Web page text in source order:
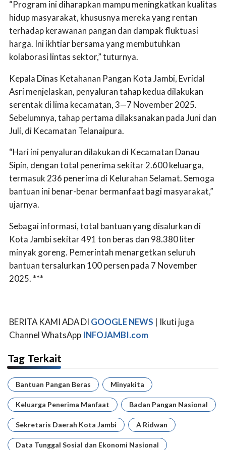
“Program ini diharapkan mampu meningkatkan kualitas
hidup masyarakat, khususnya mereka yang rentan
terhadap kerawanan pangan dan dampak fluktuasi
harga. Ini ikhtiar bersama yang membutuhkan
kolaborasi lintas sektor,” tuturnya.
Kepala Dinas Ketahanan Pangan Kota Jambi, Evridal
Asri menjelaskan, penyaluran tahap kedua dilakukan
serentak di lima kecamatan, 3—7 November 2025.
Sebelumnya, tahap pertama dilaksanakan pada Juni dan
Juli, di Kecamatan Telanaipura.
“Hari ini penyaluran dilakukan di Kecamatan Danau
Sipin, dengan total penerima sekitar 2.600 keluarga,
termasuk 236 penerima di Kelurahan Selamat. Semoga
bantuan ini benar-benar bermanfaat bagi masyarakat,”
ujarnya.
Sebagai informasi, total bantuan yang disalurkan di
Kota Jambi sekitar 491 ton beras dan 98.380 liter
minyak goreng. Pemerintah menargetkan seluruh
bantuan tersalurkan 100 persen pada 7 November
2025. ***
BERITA KAMI ADA DI GOOGLE NEWS | Ikuti juga
Channel WhatsApp INFOJAMBI.com
Tag Terkait
Bantuan Pangan Beras Minyakita
Keluarga Penerima Manfaat Badan Pangan Nasional
Sekretaris Daerah Kota Jambi A Ridwan
Data Tunggal Sosial dan Ekonomi Nasional